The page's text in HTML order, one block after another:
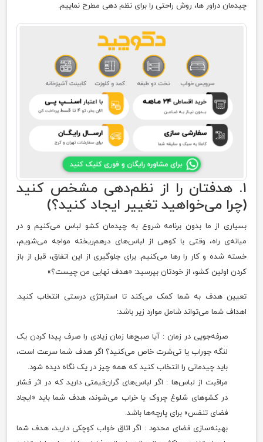
چیدمان دراور ها، روش راحتی را برای نظم دهی مطرح نماییم.
۱. هدفتان را از نظم‌دهی مشخص کنید
(چرا می‌خواهید تغییر ایجاد کنید؟)
بسیاری از ما بدون برنامه شروع به چیدمان کشو لباس می‌کنیم و در
میانه‌ی راه، وقتی با کوهی از لباس‌های درهم‌ریخته مواجه می‌شویم،
خسته شده و کار را رها می‌کنیم. برای جلوگیری از این اتفاق، قبل از باز
کردن اولین کشو، از خودتان بپرسید: «هدف نهایی من چیست؟»
تعیین هدف به شما کمک می‌کند تا استراتژی درستی انتخاب کنید.
اهداف شما می‌تواند شامل موارد زیر باشد:
صرفه‌جویی در زمان : آیا صبح‌ها زمان زیادی را صرف پیدا کردن یک
لنگه جوراب یا تی‌شرت خاص می‌کنید؟ اگر هدف شما سرعت است،
باید چیدمانی را انتخاب کنید که همه چیز در یک نگاه دیده شود.
مراقبت از لباس‌ها : اگر لباس‌های گران‌قیمتی دارید که در اثر فشار
در کشوهای شلوغ چروک یا خراب می‌شوند، هدف شما باید «ایجاد
فضای تنفس» برای پارچه‌ها باشد.
بهینه‌سازی فضای محدود : اگر اتاق خواب کوچکی دارید، هدف شما